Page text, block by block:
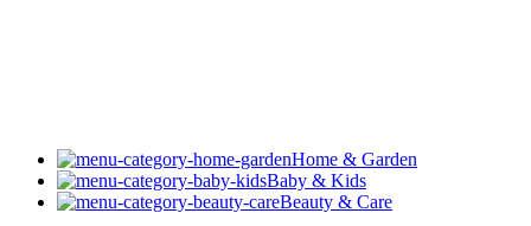
Home & Garden
Baby & Kids
Beauty & Care